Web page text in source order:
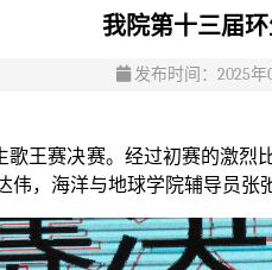
我院第十三届
发布时间：2025年
歌王赛决赛。经过初赛的激
，海洋与地球学院辅导员